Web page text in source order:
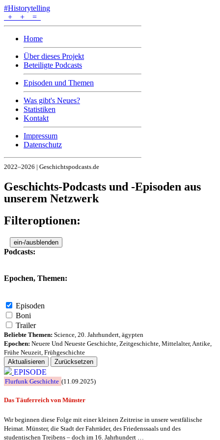
#Historytelling
+
+ =
Home
Über dieses Projekt
Beteiligte Podcasts
Episoden und Themen
Was gibt's Neues?
Statistiken
Kontakt
Impressum
Datenschutz
2022–2026 | Geschichtspodcasts.de
Geschichts-Podcasts und -Episoden aus
unserem Netzwerk
Filteroptionen:
ein-/ausblenden
Podcasts:
Epochen, Themen:
Episoden
Boni
Trailer
Beliebte Themen: Science 20. Jahrhundert ägypten
Epochen: Neuere Und Neueste Geschichte Zeitgeschichte Mittelalter, Antike
Frühe Neuzeit Frühgeschichte
Aktualisieren
Zurücksetzen
EPISODE
Flurfunk Geschichte (11.09.2025)
Das Täuferreich von Münster
Wir beginnen diese Folge mit einer kleinen Zeitreise in unsere westfälische
Heimat. Münster, die Stadt der Fahrräder, des Friedenssaals und des
studentischen Treibens – doch im 16. Jahrhundert …